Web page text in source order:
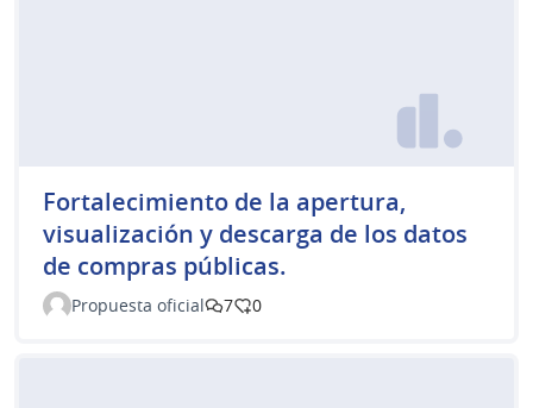
Fortalecimiento de la apertura,
visualización y descarga de los datos
de compras públicas.
Propuesta oficial 7 0